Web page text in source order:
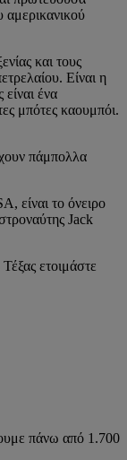
αμερικανικού
και τους
Είναι η
ένα
μπότες καουμπόι.
πάμπολλα
είναι το όνειρο
Jack
ετοιμάστε
πάνω από 1.700